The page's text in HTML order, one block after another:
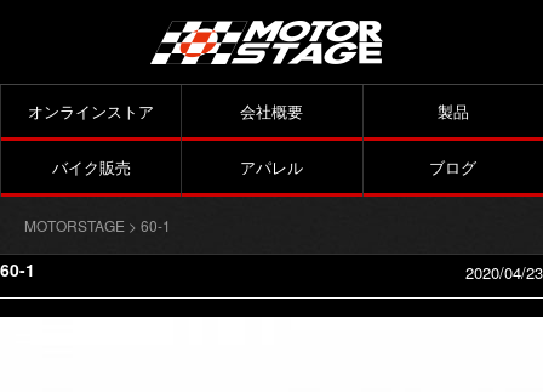
オンラインストア 会社概要 製品
バイク販売 アパレル ブログ
MOTORSTAGE > 60-1
60-1 2020/04/23